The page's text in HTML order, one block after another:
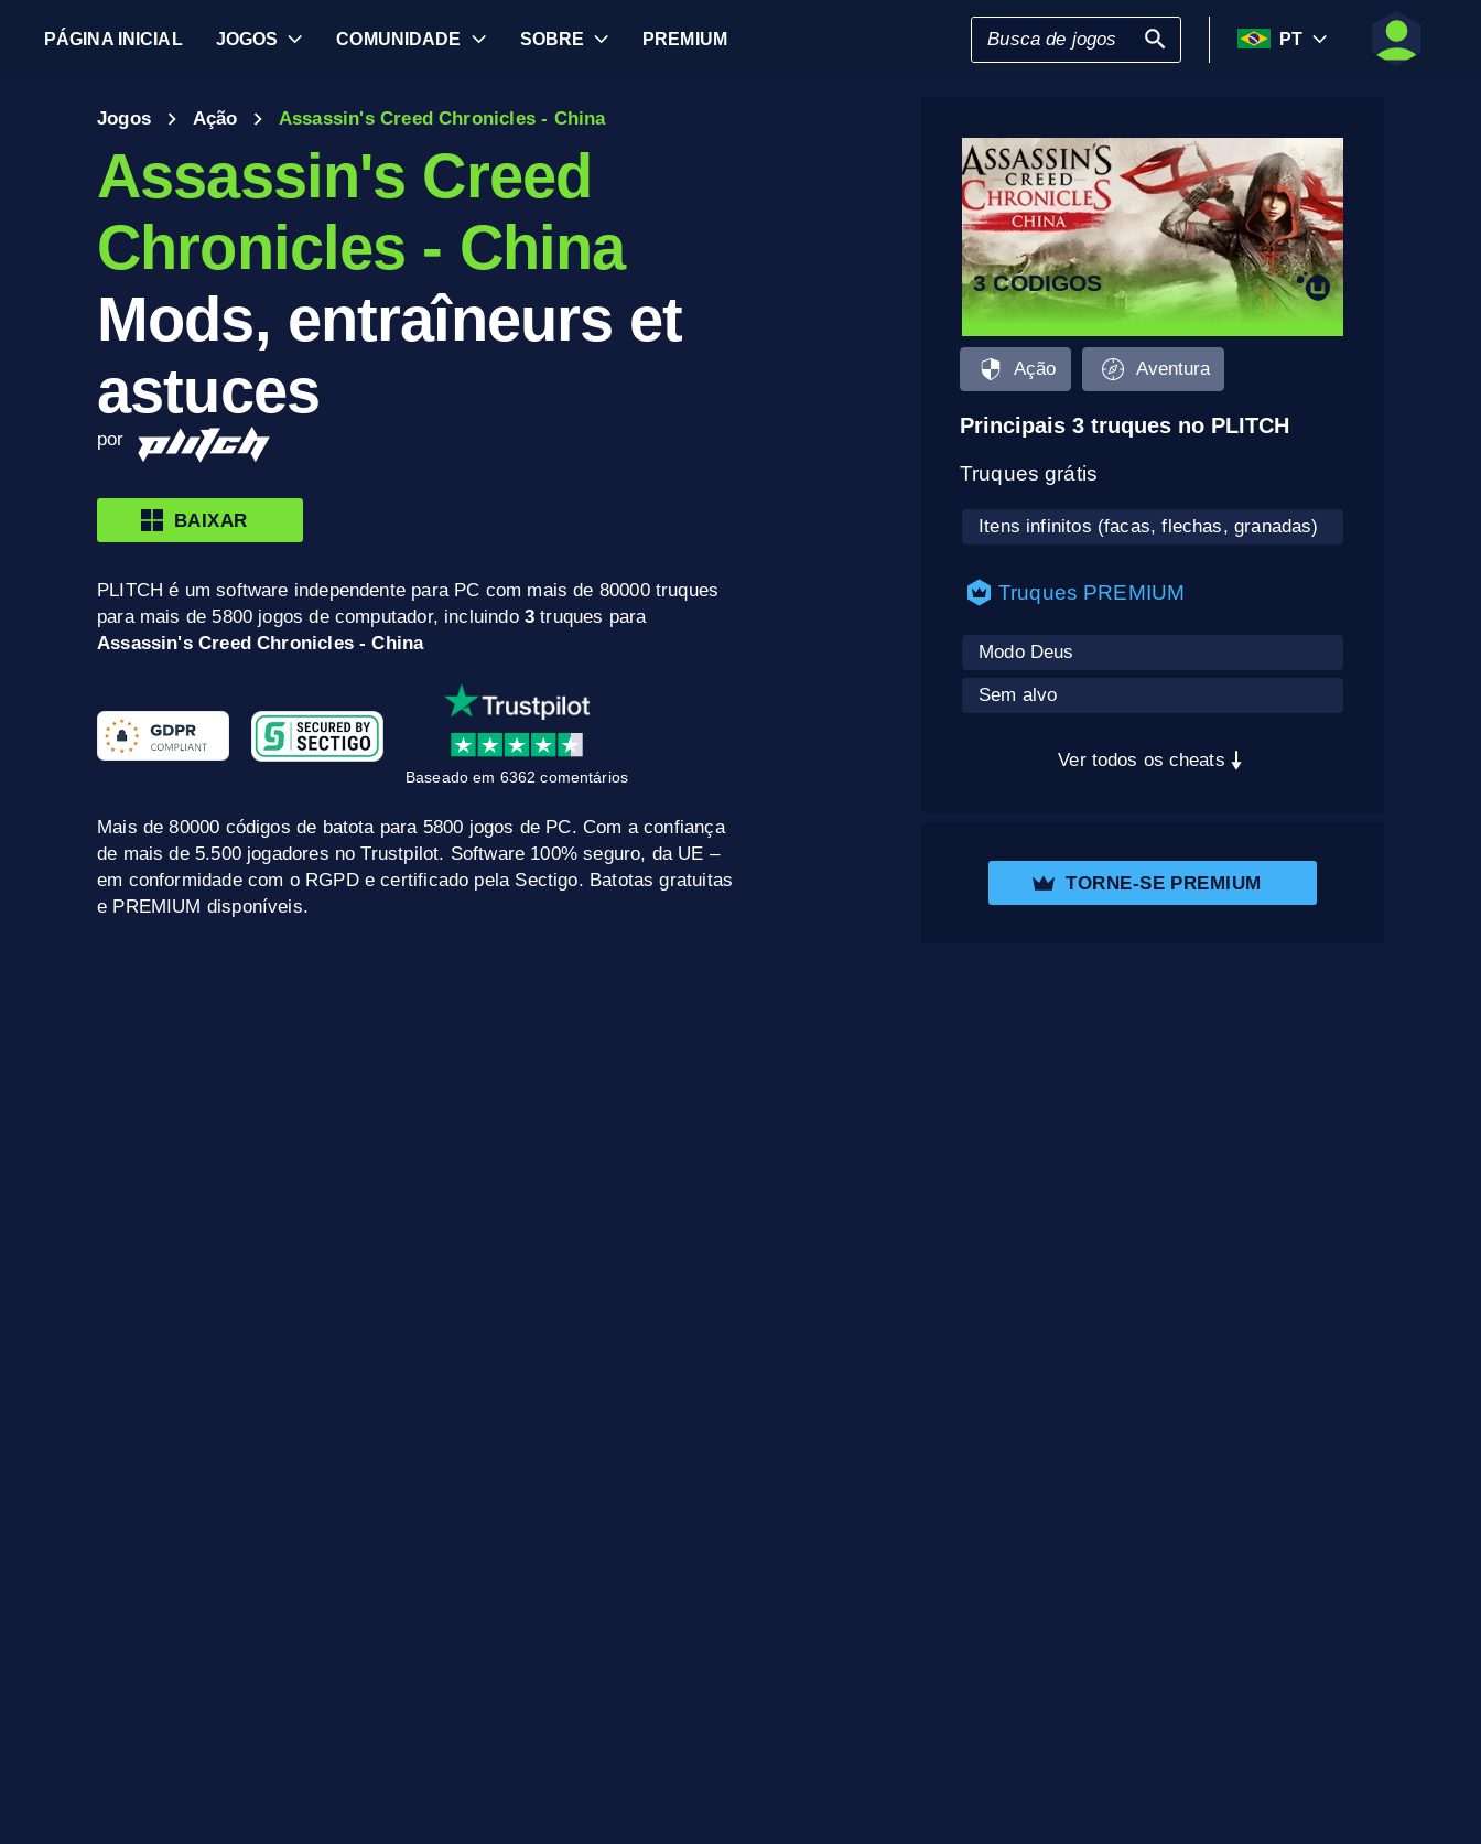
PÁGINA INICIAL JOGOS COMUNIDADE SOBRE PREMIUM PT
Jogos Ação Assassin's Creed Chronicles - China
Assassin's Creed
Chronicles - China
Mods, entraîneurs et
astuces
por
BAIXAR
PLITCH é um software independente para PC com mais de 80000 truques
para mais de 5800 jogos de computador, incluindo 3 truques para
Assassin's Creed Chronicles - China
Baseado em 6362 comentários
Mais de 80000 códigos de batota para 5800 jogos de PC. Com a confiança
de mais de 5.500 jogadores no Trustpilot. Software 100% seguro, da UE –
em conformidade com o RGPD e certificado pela Sectigo. Batotas gratuitas
e PREMIUM disponíveis.
3 CÓDIGOS
Ação Aventura
Principais 3 truques no PLITCH
Truques grátis
Itens infinitos (facas, flechas, granadas)
Truques PREMIUM
Modo Deus
Sem alvo
Ver todos os cheats
TORNE-SE PREMIUM